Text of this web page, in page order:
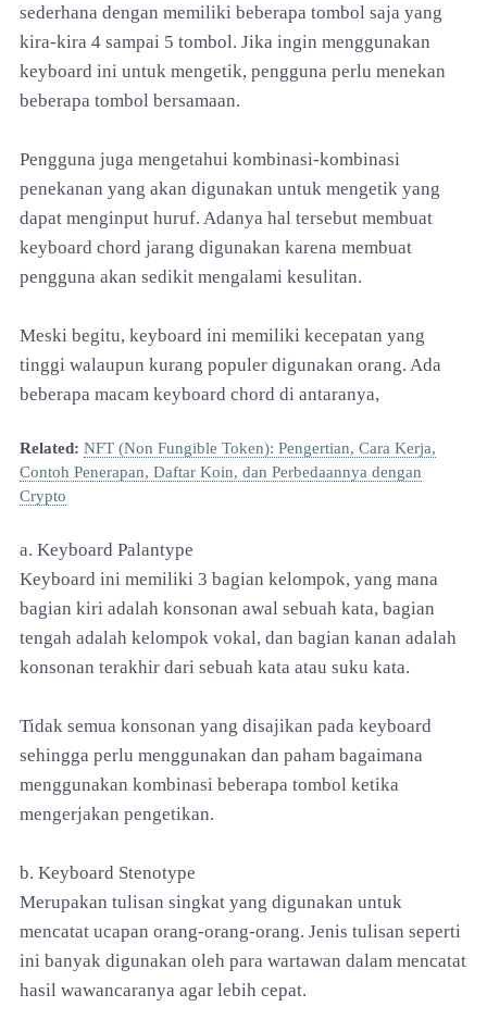
sederhana dengan memiliki beberapa tombol saja yang
kira-kira 4 sampai 5 tombol. Jika ingin menggunakan
keyboard ini untuk mengetik, pengguna perlu menekan
beberapa tombol bersamaan.
Pengguna juga mengetahui kombinasi-kombinasi
penekanan yang akan digunakan untuk mengetik yang
dapat menginput huruf. Adanya hal tersebut membuat
keyboard chord jarang digunakan karena membuat
pengguna akan sedikit mengalami kesulitan.
Meski begitu, keyboard ini memiliki kecepatan yang
tinggi walaupun kurang populer digunakan orang. Ada
beberapa macam keyboard chord di antaranya,
Related: NFT (Non Fungible Token): Pengertian, Cara Kerja,
Contoh Penerapan, Daftar Koin, dan Perbedaannya dengan
Crypto
a. Keyboard Palantype
Keyboard ini memiliki 3 bagian kelompok, yang mana
bagian kiri adalah konsonan awal sebuah kata, bagian
tengah adalah kelompok vokal, dan bagian kanan adalah
konsonan terakhir dari sebuah kata atau suku kata.
Tidak semua konsonan yang disajikan pada keyboard
sehingga perlu menggunakan dan paham bagaimana
menggunakan kombinasi beberapa tombol ketika
mengerjakan pengetikan.
b. Keyboard Stenotype
Merupakan tulisan singkat yang digunakan untuk
mencatat ucapan orang-orang-orang. Jenis tulisan seperti
ini banyak digunakan oleh para wartawan dalam mencatat
hasil wawancaranya agar lebih cepat.